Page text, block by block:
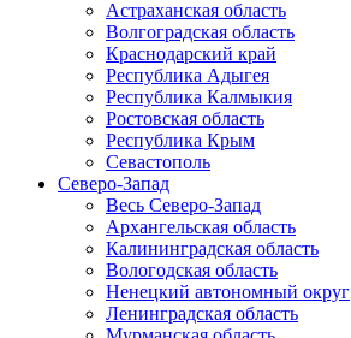
Астраханская область
Волгоградская область
Краснодарский край
Республика Адыгея
Республика Калмыкия
Ростовская область
Республика Крым
Севастополь
Северо-Запад
Весь Северо-Запад
Архангельская область
Калининградская область
Вологодская область
Ненецкий автономный округ
Ленинградская область